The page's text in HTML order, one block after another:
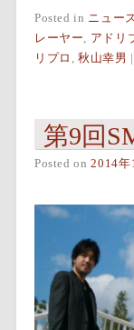
Posted in ニュース
レーヤー
アドリ
リプロ
,秋山幸男 |
第9回
Posted on2014年